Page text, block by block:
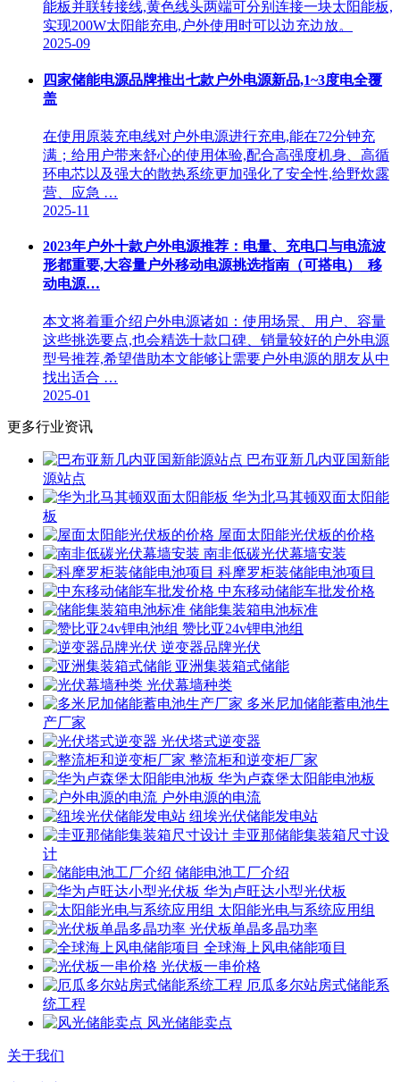
能板并联转接线,黄色线头两端可分别连接一块太阳能板,
实现200W太阳能充电,户外使用时可以边充边放。
2025-09
四家储能电源品牌推出七款户外电源新品,1~3度电全覆
盖
在使用原装充电线对户外电源进行充电,能在72分钟充
满；给用户带来舒心的使用体验,配合高强度机身、高循
环电芯以及强大的散热系统更加强化了安全性,给野炊露
营、应急 …
2025-11
2023年户外十款户外电源推荐：电量、充电口与电流波
形都重要,大容量户外移动电源挑选指南（可搭电）_移
动电源…
本文将着重介绍户外电源诸如：使用场景、用户、容量
这些挑选要点,也会精选十款口碑、销量较好的户外电源
型号推荐,希望借助本文能够让需要户外电源的朋友从中
找出适合 …
2025-01
更多行业资讯
巴布亚新几内亚国新能
源站点
华为北马其顿双面太阳能
板
屋面太阳能光伏板的价格
南非低碳光伏幕墙安装
科摩罗柜装储能电池项目
中东移动储能车批发价格
储能集装箱电池标准
赞比亚24v锂电池组
逆变器品牌光伏
亚洲集装箱式储能
光伏幕墙种类
多米尼加储能蓄电池生
产厂家
光伏塔式逆变器
整流柜和逆变柜厂家
华为卢森堡太阳能电池板
户外电源的电流
纽埃光伏储能发电站
圭亚那储能集装箱尺寸设
计
储能电池工厂介绍
华为卢旺达小型光伏板
太阳能光电与系统应用组
光伏板单晶多晶功率
全球海上风电储能项目
光伏板一串价格
厄瓜多尔站房式储能系
统工程
风光储能卖点
关于我们